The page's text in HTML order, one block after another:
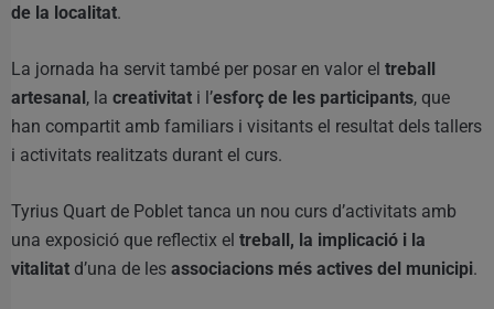
de la localitat.
La jornada ha servit també per posar en valor el treball
artesanal, la creativitat i l’esforç de les participants, que
han compartit amb familiars i visitants el resultat dels tallers
i activitats realitzats durant el curs.
Tyrius Quart de Poblet tanca un nou curs d’activitats amb
una exposició que reflectix el treball, la implicació i la
vitalitat d’una de les associacions més actives del municipi.